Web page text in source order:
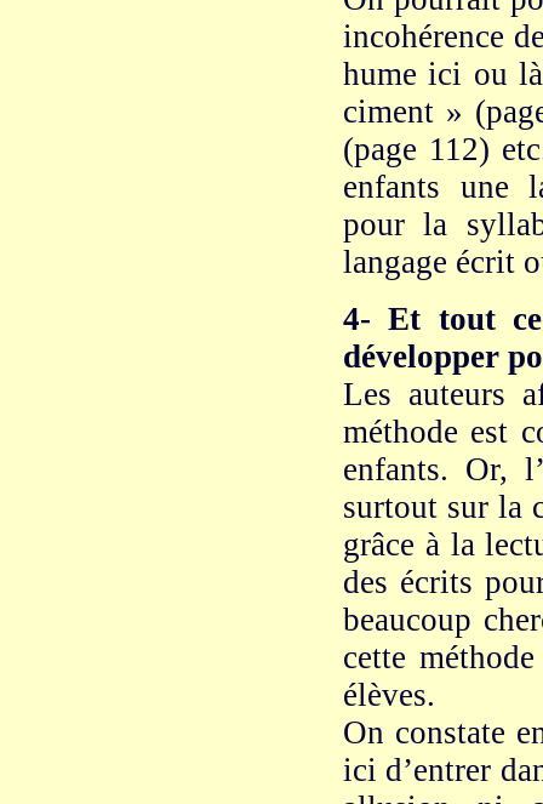
incohérence
hume ici ou
ciment »
(page 112)
enfants une
pour la
langage écrit
4- Et tout
développer
Les auteurs
méthode est
enfants. Or,
surtout sur la
grâce à la
des écrits
beaucoup
cette
élèves.
On constate
ici d’entrer